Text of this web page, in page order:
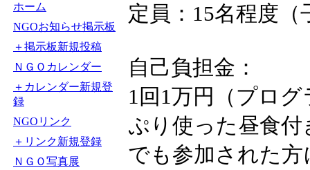
ホーム
NGOお知らせ掲示板
＋掲示板新規投稿
ＮＧＯカレンダー
＋カレンダー新規登
録
NGOリンク
＋リンク新規登録
ＮＧＯ写真展
定員：15名程度
自己負担金：
1回1万円（プロ
ぷり使った昼食付
でも参加された